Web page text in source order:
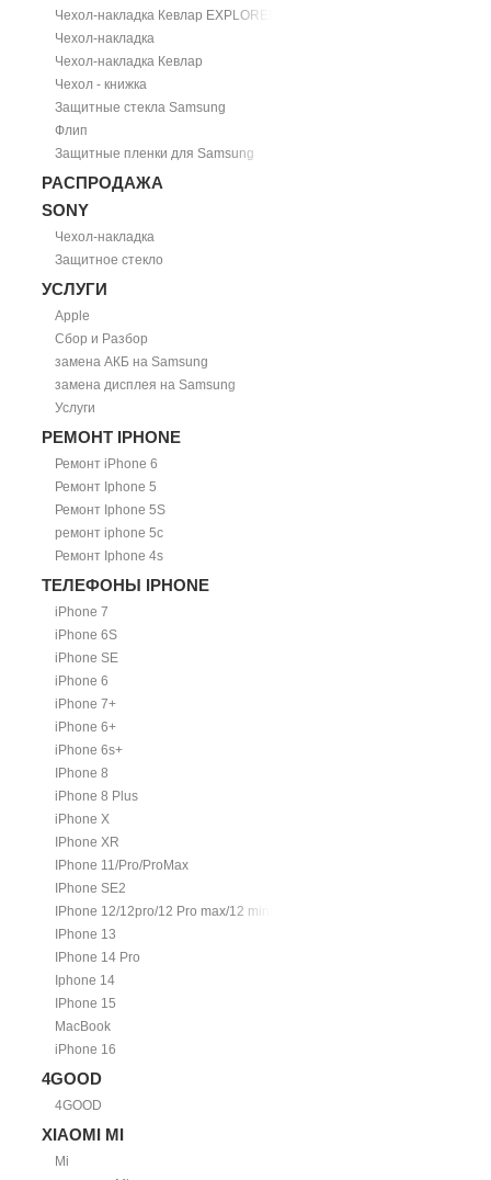
Чехол-накладка Кевлар EXPLORER
Чехол-накладка
Чехол-накладка Кевлар
Чехол - книжка
Защитные стекла Samsung
Флип
Защитные пленки для Samsung
РАСПРОДАЖА
SONY
Чехол-накладка
Защитное стекло
УСЛУГИ
Apple
Сбор и Разбор
замена АКБ на Samsung
замена дисплея на Samsung
Услуги
РЕМОНТ IPHONE
Ремонт iPhone 6
Ремонт Iphone 5
Ремонт Iphone 5S
ремонт iphone 5c
Ремонт Iphone 4s
ТЕЛЕФОНЫ IPHONE
iPhone 7
iPhone 6S
iPhone SE
iPhone 6
iPhone 7+
iPhone 6+
iPhone 6s+
IPhone 8
iPhone 8 Plus
iPhone X
IPhone XR
IPhone 11/Pro/ProMax
IPhone SE2
IPhone 12/12pro/12 Pro max/12 mini.
IPhone 13
IPhone 14 Pro
Iphone 14
IPhone 15
MacBook
iPhone 16
4GOOD
4GOOD
XIAOMI MI
Mi